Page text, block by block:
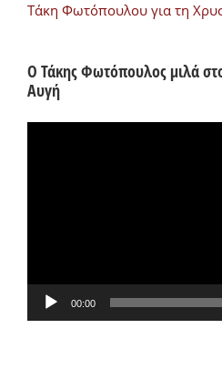
Τάκη Φωτόπουλου για τη
Ο Τάκης Φωτόπουλος μιλά
Αυγή
00:00